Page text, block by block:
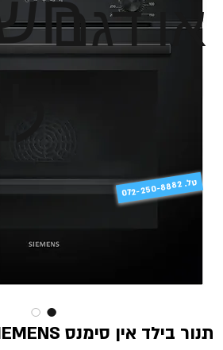
או דגם
תנור בילד אין סימנס HB237GEB3Y SIEMENS
072-250-8882 .טל